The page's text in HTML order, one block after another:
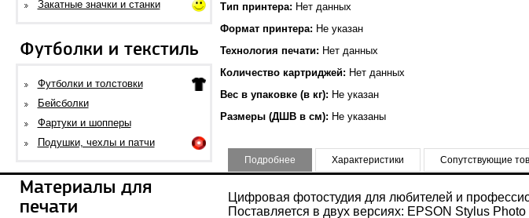
Закатные значки и станки
Футболки и текстиль
Футболки и толстовки
Бейсболки
Фартуки и шопперы
Подушки, чехлы и патчи
Материалы для
печати
Тип принтера: Нет данных
Формат принтера: Не указан
Технология печати: Нет данных
Количество картриджей: Нет данных
Вес в упаковке (в кг): Не указан
Размеры (ДШВ в см): Не указаны
Подробнее Характеристики Сопутствующие
Цифровая фотостудия для любителей и
Поставляется в двух версиях: EPSON Stylus